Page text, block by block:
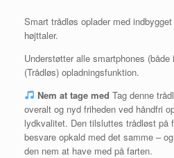
Smart trådløs oplader med
højttaler.
Understøtter alle smartphones
(Trådløs) opladningsfunktion.
Nem at tage med Tag denne
overalt og nyd friheden ved håndfri
lydkvalitet. Den tilsluttes trådløst på
besvare opkald med det samme –
den nem at have med på farten.